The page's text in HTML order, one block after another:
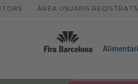
ÀREA USUARIS REGISTRATS